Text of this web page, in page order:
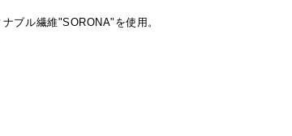
ブル繊維"SORONA"を使用。